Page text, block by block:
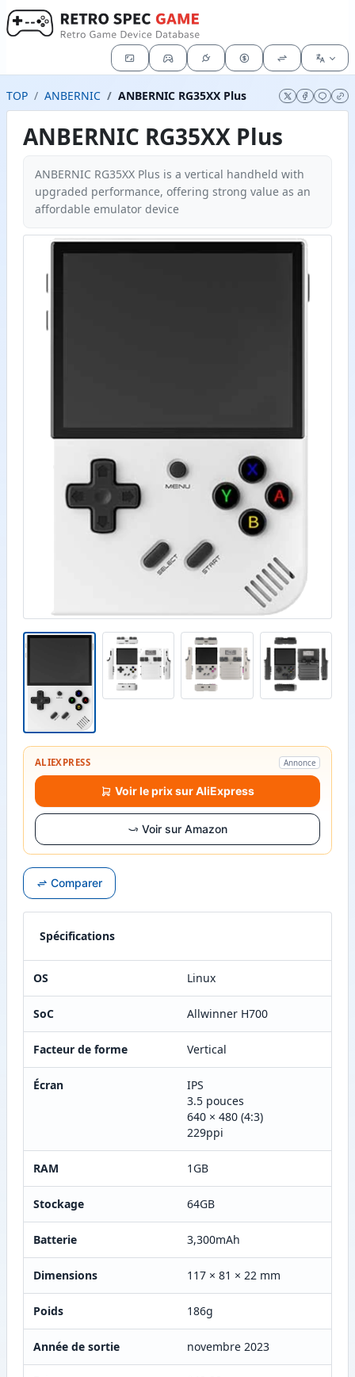
TOP ANBERNIC ANBERNIC RG35XX Plus
ANBERNIC RG35XX Plus
ANBERNIC RG35XX Plus is a vertical handheld with
upgraded performance, offering strong value as an
affordable emulator device
ALIEXPRESS Annonce
Voir le prix sur AliExpress
Voir sur Amazon
Comparer
Spécifications
OS Linux
SoC Allwinner H700
Facteur de forme Vertical
Écran
IPS
3.5 pouces
640 × 480 (4:3)
229ppi
RAM 1GB
Stockage 64GB
Batterie 3,300mAh
Dimensions 117 × 81 × 22 mm
Poids 186g
Année de sortie novembre 2023